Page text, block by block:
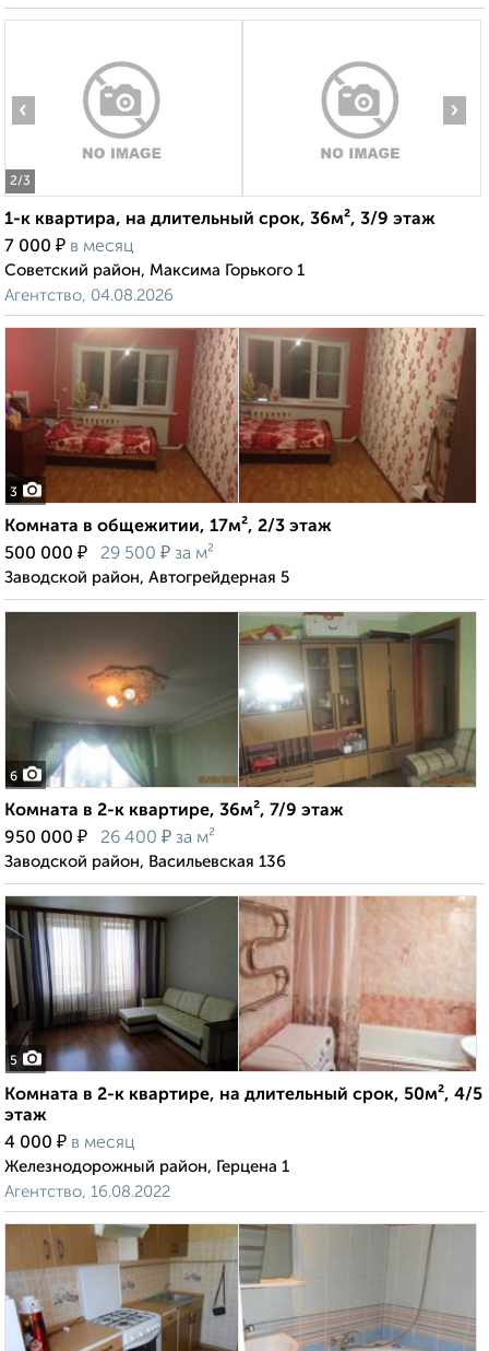
2/3
‹ ›
1-к квартира, на длительный срок, 36м², 3/9 этаж
7 000 ₽ в месяц
Советский район, Максима Горького 1
Агентство, 04.08.2026
3
Комната в общежитии, 17м², 2/3 этаж
500 000 ₽ 29 500 ₽ за м²
Заводской район, Автогрейдерная 5
6
Комната в 2-к квартире, 36м², 7/9 этаж
950 000 ₽ 26 400 ₽ за м²
Заводской район, Васильевская 136
5
Комната в 2-к квартире, на длительный срок, 50м², 4/5
этаж
4 000 ₽ в месяц
Железнодорожный район, Герцена 1
Агентство, 16.08.2022